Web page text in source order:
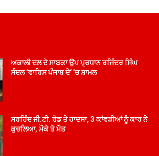
ਅਕਾਲੀ ਦਲ ਦੇ ਸਾਬਕਾ ਉਪ ਪ੍ਰਧਾਨ ਰਜਿੰਦਰ ਸਿੰਘ
ਸੰਦਲ ‘ਵਾਰਿਸ ਪੰਜਾਬ ਦੇ’ ’ਚ ਸ਼ਾਮਲ
ਸਰਹਿੰਦ ਜੀ.ਟੀ. ਰੋਡ ਤੇ ਹਾਦਸਾ, 3 ਕਾਂਵੜੀਆਂ ਨੂੰ ਕਾਰ ਨੇ
ਕੁਚਲਿਆ, ਮੌਕੇ ਤੇ ਮੌਤ